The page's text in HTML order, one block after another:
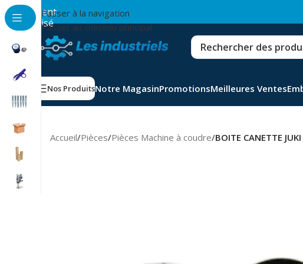
Passer à la navigation
Passer au contenu principal
Paiement
sécurisé
Nos ProduitsNotre MagasinPromotionsMeilleures Ventes
Accueil/Pièces/Pièces Machine à coudre/BOITE CANETTE JUKI